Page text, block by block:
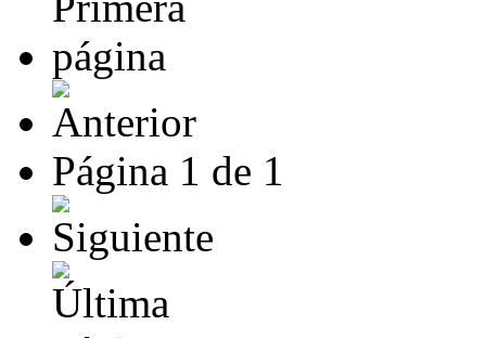
Página 1 de 1